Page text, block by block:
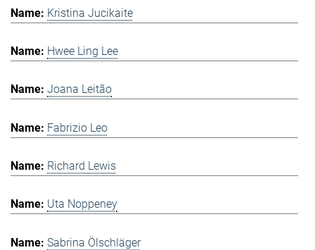
Kristina Jucikaite
Hwee Ling Lee
Joana Leitão
Fabrizio Leo
Richard Lewis
Uta Noppeney
Sabrina Ölschläger